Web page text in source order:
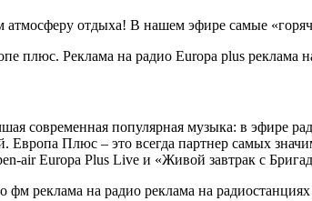
атмосферу отдыха! В нашем эфире самые
современная популярная музыка: в эфире
Европа Плюс – это всегда партнер самых
air Europa Plus Live и «Живой завтрак с